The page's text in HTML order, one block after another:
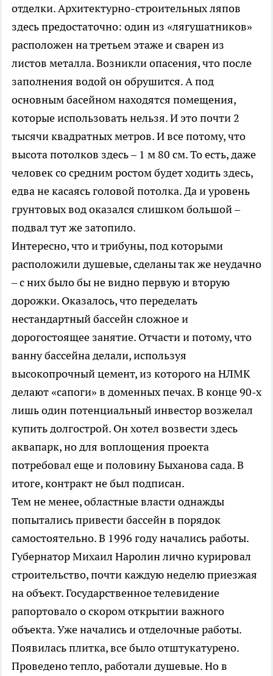
отделки. Архитектурно-строительных ляпов
здесь предостаточно: один из «лягушатников»
расположен на третьем этаже и сварен из
листов металла. Возникли опасения, что после
заполнения водой он обрушится. А под
основным басейном находятся помещения,
которые использовать нельзя. И это почти 2
тысячи квадратных метров. И все потому, что
высота потолков здесь – 1 м 80 см. То есть, даже
человек со средним ростом будет ходить здесь,
едва не касаясь головой потолка. Да и уровень
грунтовых вод оказался слишком большой –
подвал тут же затопило.
Интересно, что и трибуны, под которыми
расположили душевые, сделаны так же неудачно
– с них было бы не видно первую и вторую
дорожки. Оказалось, что переделать
нестандартный бассейн сложное и
дорогостоящее занятие. Отчасти и потому, что
ванну бассейна делали, используя
высокопрочный цемент, из которого на НЛМК
делают «сапоги» в доменных печах. В конце 90-х
лишь один потенциальный инвестор возжелал
купить долгострой. Он хотел возвести здесь
аквапарк, но для воплощения проекта
потребовал еще и половину Быханова сада. В
итоге, контракт не был подписан.
Тем не менее, областные власти однажды
попытались привести бассейн в порядок
самостоятельно. В 1996 году начались работы.
Губернатор Михаил Наролин лично курировал
строительство, почти каждую неделю приезжая
на объект. Государственное телевидение
рапортовало о скором открытии важного
объекта. Уже начались и отделочные работы.
Появилась плитка, все было отштукатурено.
Проведено тепло, работали душевые. Но в